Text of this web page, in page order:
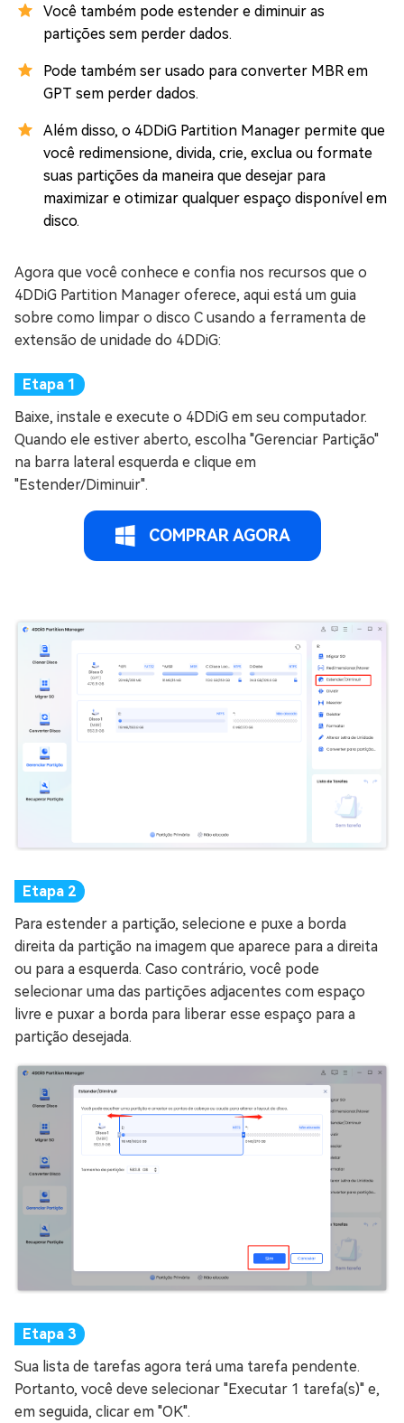
Você também pode estender e diminuir as
partições sem perder dados.
Pode também ser usado para converter MBR em
GPT sem perder dados.
Além disso, o 4DDiG Partition Manager permite que
você redimensione, divida, crie, exclua ou formate
suas partições da maneira que desejar para
maximizar e otimizar qualquer espaço disponível em
disco.
Agora que você conhece e confia nos recursos que o
4DDiG Partition Manager oferece, aqui está um guia
sobre como limpar o disco C usando a ferramenta de
extensão de unidade do 4DDiG:
Baixe, instale e execute o 4DDiG em seu computador.
Quando ele estiver aberto, escolha "Gerenciar Partição"
na barra lateral esquerda e clique em
"Estender/Diminuir".
COMPRAR AGORA
Para estender a partição, selecione e puxe a borda
direita da partição na imagem que aparece para a direita
ou para a esquerda. Caso contrário, você pode
selecionar uma das partições adjacentes com espaço
livre e puxar a borda para liberar esse espaço para a
partição desejada.
Sua lista de tarefas agora terá uma tarefa pendente.
Portanto, você deve selecionar "Executar 1 tarefa(s)" e,
em seguida, clicar em "OK".